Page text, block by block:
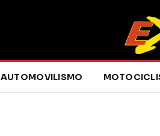
AUTOMOVILISMO